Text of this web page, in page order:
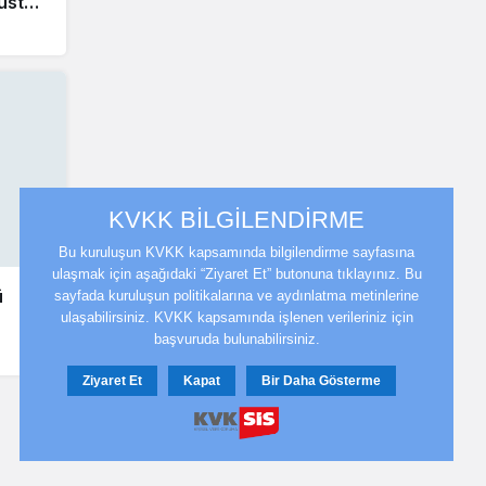
KVKK BİLGİLENDİRME
Bu kuruluşun KVKK kapsamında bilgilendirme sayfasına
ulaşmak için aşağıdaki “Ziyaret Et” butonuna tıklayınız. Bu
sayfada kuruluşun politikalarına ve aydınlatma metinlerine
ulaşabilirsiniz. KVKK kapsamında işlenen verileriniz için
başvuruda bulunabilirsiniz.
Ziyaret Et Kapat Bir Daha Gösterme